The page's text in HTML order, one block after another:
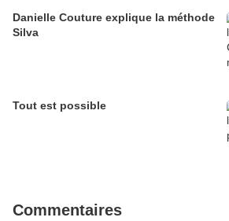
Danielle Couture explique la méthode
Silva
Tout est possible
Commentaires